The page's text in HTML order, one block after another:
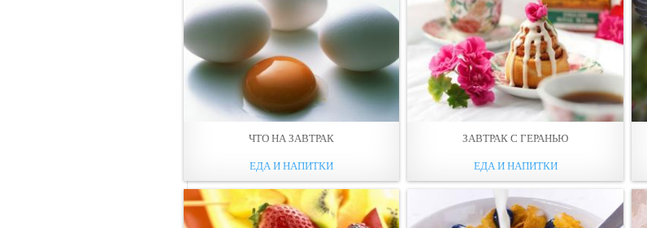
ЧТО НА ЗАВТРАК
ЕДА И НАПИТКИ
ЗАВТРАК С ГЕРАНЬЮ
ЕДА И НАПИТКИ